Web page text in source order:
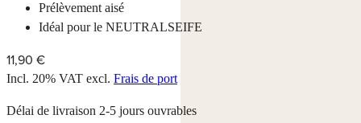
Prélèvement aisé
Idéal pour le NEUTRALSEIFE
11,90 €
Incl. 20% VAT excl. Frais de port
Délai de livraison 2-5 jours ouvrables